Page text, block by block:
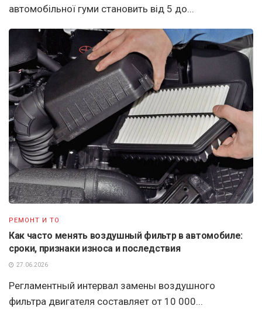
автомобільної гуми становить від 5 до...
РЕМОНТ И ТО
Как часто менять воздушный фильтр в автомобиле:
сроки, признаки износа и последствия
27.06.2026
Регламентный интервал замены воздушного
фильтра двигателя составляет от 10 000...